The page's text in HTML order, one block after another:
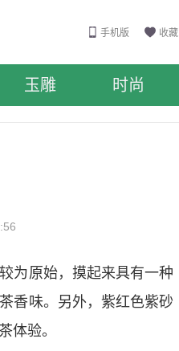
手机版 收藏
玉雕 时尚
为原始，摸起来具有一种
香味。另外，紫红色紫砂
体验。